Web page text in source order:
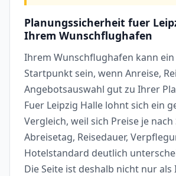
Planungssicherheit fuer
Ihrem Wunschflughafen
Ihrem Wunschflughafen kann
Startpunkt sein, wenn Anreise,
Angebotsauswahl gut zu Ihrer
Fuer Leipzig Halle lohnt sich ein
Vergleich, weil sich Preise je nach
Abreisetag, Reisedauer,
Hotelstandard deutlich
Die Seite ist deshalb nicht nur